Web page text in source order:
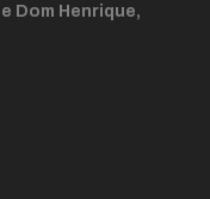
Dom Henrique,